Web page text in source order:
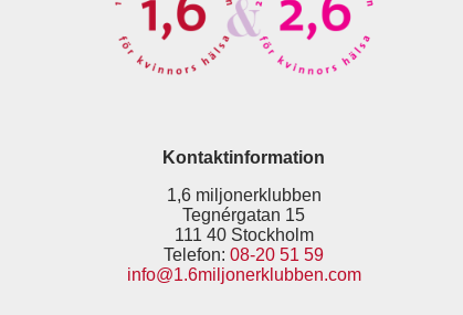
Kontaktinformation
1,6 miljonerklubben
Tegnérgatan 15
111 40 Stockholm
Telefon:08-20 51 59
info@1.6miljonerklubben.com